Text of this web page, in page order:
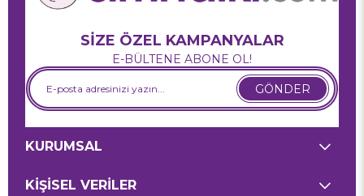
SİZE ÖZEL KAMPANYALAR
E-BÜLTENE ABONE OL!
GÖNDER
KURUMSAL
KİŞİSEL VERİLER